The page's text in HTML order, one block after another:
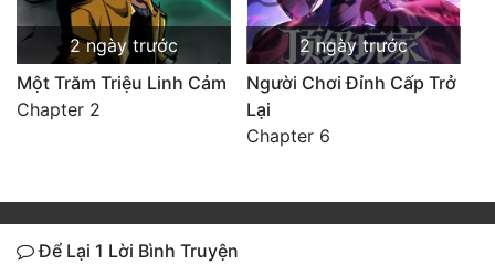
2 ngày trước
Một Trăm Triệu Linh Cảm
Chapter 2
2 ngày trước
Người Chơi Đỉnh Cấp Trở
Lại
Chapter 6
Để Lại 1 Lời Bình Truyện